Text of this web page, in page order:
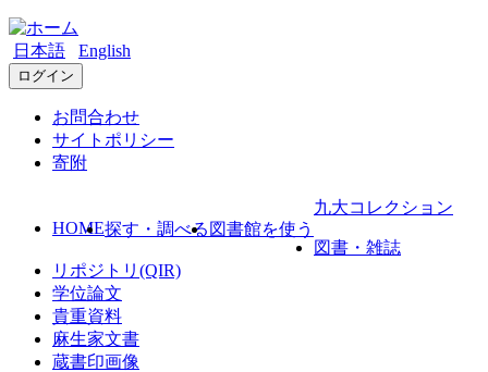
日本語 English
ログイン
お問合わせ
サイトポリシー
寄附
HOME探す・調べる 図書館を使う
九大コレクション
図書・雑誌
リポジトリ(QIR)
学位論文
貴重資料
麻生家文書
蔵書印画像